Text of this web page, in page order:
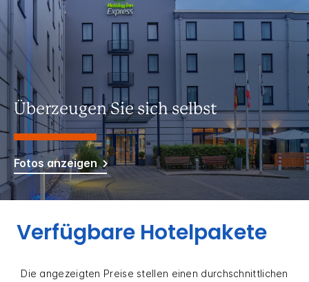
Überzeugen Sie sich selbst
Fotos anzeigen
Verfügbare Hotelpakete
Die angezeigten Preise stellen einen durchschnittlichen